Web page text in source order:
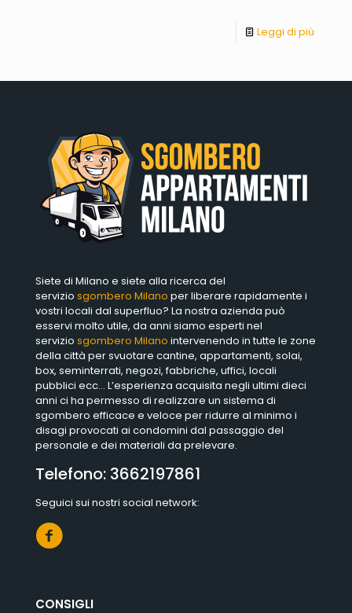
Leggi di più
Siete di Milano e siete alla ricerca del
servizio sgombero Milano per liberare rapidamente i
vostri locali dal superfluo? La nostra azienda può
esservi molto utile, da anni siamo esperti nel
servizio sgombero Milano intervenendo in tutte le zone
della città per svuotare cantine, appartamenti, solai,
box, seminterrati, negozi, fabbriche, uffici, locali
pubblici ecc… L’esperienza acquisita negli ultimi dieci
anni ci ha permesso di realizzare un sistema di
sgombero efficace e veloce per ridurre al minimo i
disagi provocati ai condomini dal passaggio del
personale e dei materiali da prelevare.
Telefono: 3662197861
Seguici sui nostri social network:
CONSIGLI